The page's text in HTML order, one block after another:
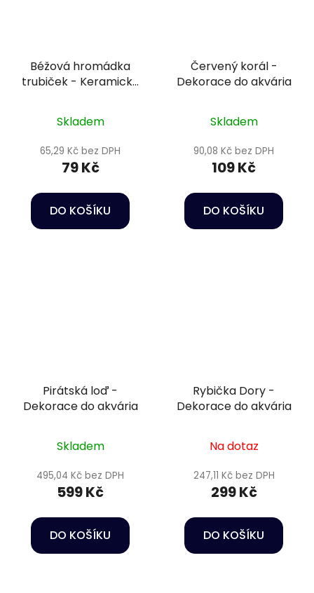
Béžová hromádka
trubiček - Keramická
Skladem
65,29 Kč bez DPH
79 Kč
DO KOŠÍKU
Červený korál -
Dekorace do akvária
Skladem
90,08 Kč bez DPH
109 Kč
DO KOŠÍKU
Pirátská loď -
Dekorace do akvária
Skladem
495,04 Kč bez DPH
599 Kč
DO KOŠÍKU
Rybička Dory -
Dekorace do akvária
Na dotaz
247,11 Kč bez DPH
299 Kč
DO KOŠÍKU